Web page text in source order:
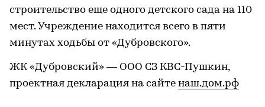
строительство еще одного детского сада на 110
мест. Учреждение находится всего в пяти
минутах ходьбы от «Дубровского».
ЖК «Дубровский» — ООО СЗ КВС-Пушкин,
проектная декларация на сайте наш.дом.рф